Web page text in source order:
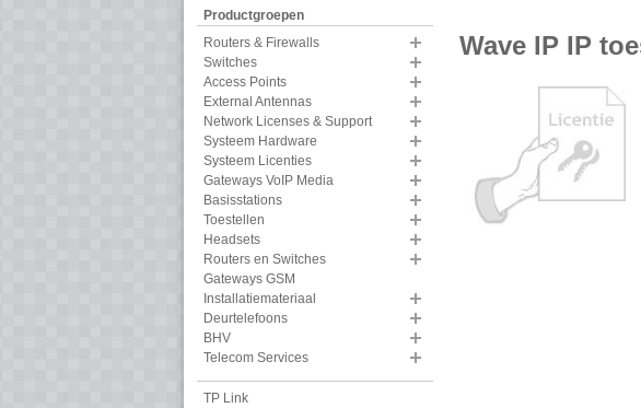
Productgroepen
Routers & Firewalls
Switches
Access Points
External Antennas
Network Licenses & Support
Systeem Hardware
Systeem Licenties
Gateways VoIP Media
Basisstations
Toestellen
Headsets
Routers en Switches
Gateways GSM
Installatiemateriaal
Deurtelefoons
BHV
Telecom Services
TP Link
Wave IP IP